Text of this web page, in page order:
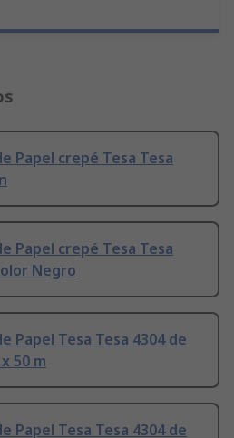
Papel crepé Tesa Tesa
Papel crepé Tesa Tesa
Negro
Papel Tesa Tesa 4304 de
50 m
Papel Tesa Tesa 4304 de